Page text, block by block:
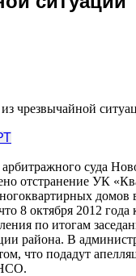
чрезвычайной
арбитражного суда
отстранение УК
домов
8 октября 2012 года
по итогам
района. В
что подадут